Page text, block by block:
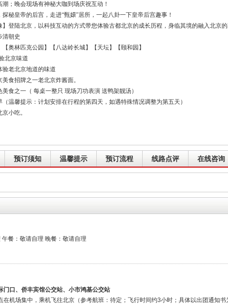
；晚会现场有神秘大咖到场庆祝互动！
秘皇帝的后宫，走进“甄嬛”居所，一起八卦一下皇帝后宫趣事！
登陆北京，以科技互动的方式带您体验古都北京的成长历程，身临其境的融入北京的
清朝史
奥林匹克公园】【八达岭长城】【天坛】【颐和园】
北京味道
验老北京地道的味道
食招牌之一老北京炸酱面。
食之一（ 每桌一整只 现场刀功表演 送鸭架靓汤）
温馨提示：计划安排在行程的第四天，如遇特殊情况调整为第五天）
小吃。
预订须知 温馨提示 预订流程 线路点评 在线咨询
餐：敬请自理 晚餐：敬请自理
门口、侨丰宾馆公交站、小市鸿基公交站
在机场集中，乘机飞往北京（参考航班：待定；飞行时间约3小时；具体以出团通知书